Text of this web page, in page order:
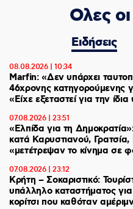
Ολες
Ειδήσεις
08.08.2026 | 10:34
Marfin: «Δεν υπάρχει
46χρονης κατηγορούμενης
«Είχε εξεταστεί για την
07.08.2026 | 23:51
«Ελπίδα για τη
κατά Καρυστιανού,
«μετέτρεψαν το κίνημα σε
07.08.2026 | 23:12
Κρήτη – Σοκαριστικό:
υπάλληλο καταστήματος
κορίτσι που καθόταν